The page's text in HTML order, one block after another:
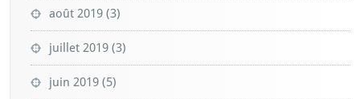
août 2019 (3)
juillet 2019 (3)
juin 2019 (5)